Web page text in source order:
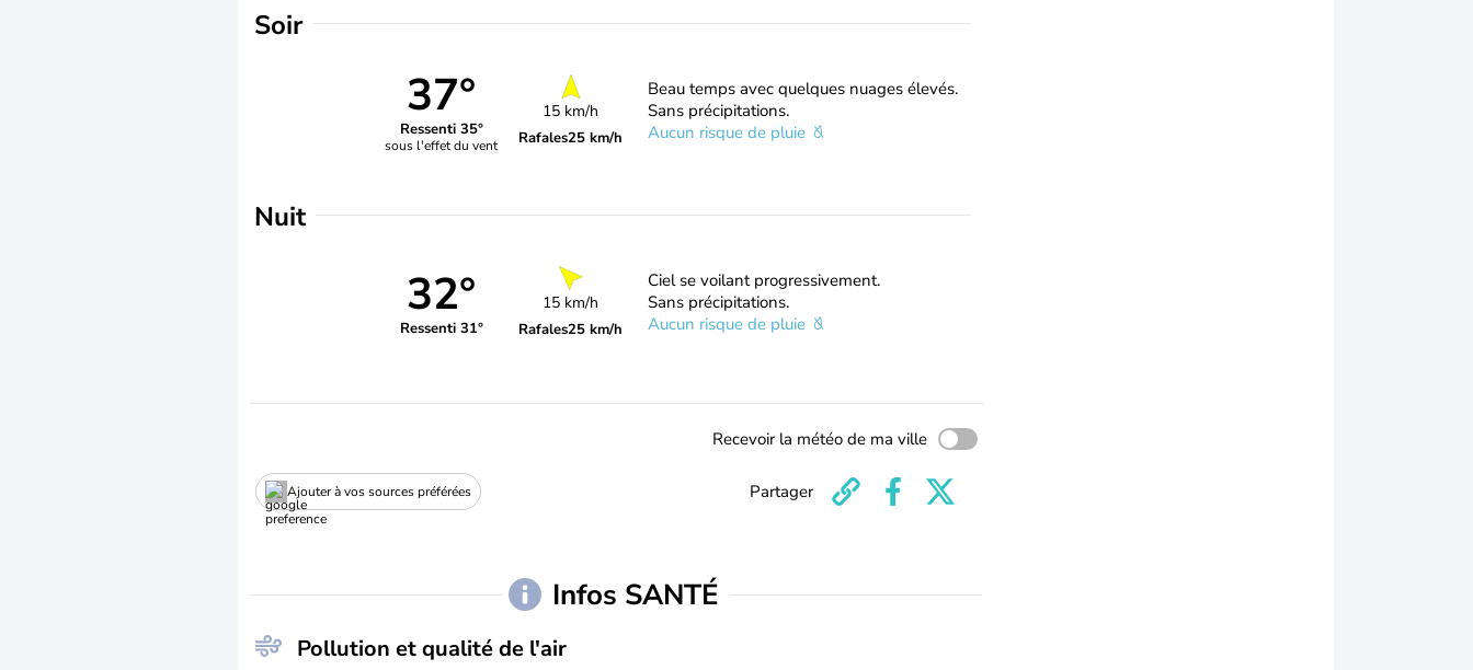
Soir
37°
Ressenti 35°
sous l'effet du vent
15 km/h
Rafales25 km/h
Beau temps avec quelques nuages élevés.
Sans précipitations.
Aucun risque de pluie
Nuit
32°
Ressenti 31°
15 km/h
Rafales25 km/h
Ciel se voilant progressivement.
Sans précipitations.
Aucun risque de pluie
Recevoir la météo de ma ville
Ajouter à vos sources préférées Partager
Infos SANTÉ
Pollution et qualité de l'air